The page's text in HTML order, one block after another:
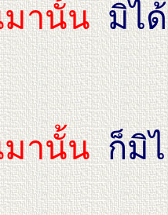
านั้น มิไ
มานั้นก็มิ